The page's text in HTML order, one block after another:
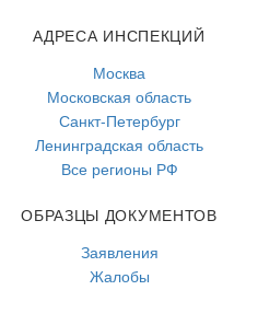
АДРЕСА ИНСПЕКЦИЙ
Москва
Московская область
Санкт-Петербург
Ленинградская область
Все регионы РФ
ОБРАЗЦЫ ДОКУМЕНТОВ
Заявления
Жалобы